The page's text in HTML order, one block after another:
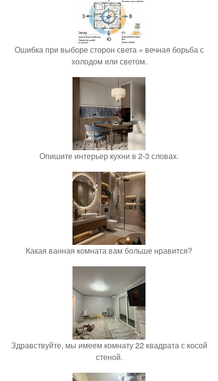
Ошибка при выборе сторон света = вечная борьба с
холодом или светом.
Опишите интерьер кухни в 2-3 словах.
Какая ванная комната вам больше нравится?
Здравствуйте, мы имеем комнату 22 квадрата с косой
стеной.